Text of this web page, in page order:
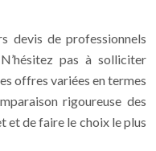
devis de professionnels
pas à solliciter
offres variées en termes
rigoureuse des
et de faire le choix le plus